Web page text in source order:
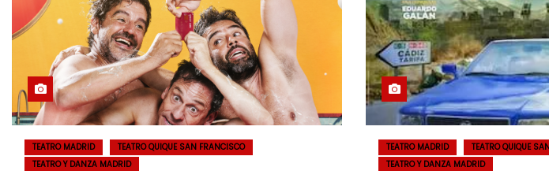
TEATRO MADRID
TEATRO QUIQUE SAN FRANCISCO
TEATRO Y DANZA MADRID
TEATRO MADRID
TEATRO QUIQUE
TEATRO Y DANZA MADRID